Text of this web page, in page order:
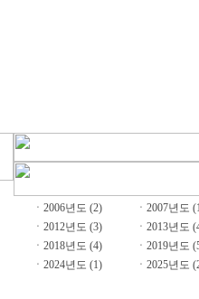
ㆍ 2006년도 (2) ㆍ 2007년도
ㆍ 2012년도 (3) ㆍ 2013년도
ㆍ 2018년도 (4) ㆍ 2019년도
ㆍ 2024년도 (1) ㆍ 2025년도